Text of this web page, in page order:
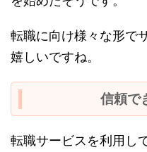
転職に向け様々な形で
嬉しいですね。
信頼で
転職サービスを利用し